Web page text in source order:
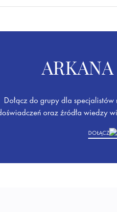
Dołącz do grupy dla
oraz źródła wiedzy
DOŁĄCZ